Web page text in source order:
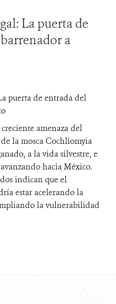
La puerta de
a
amenaza del
la mosca Cochliomyia
a la vida silvestre, e
hacia México.
indican que el
estar acelerando la
la vulnerabilidad